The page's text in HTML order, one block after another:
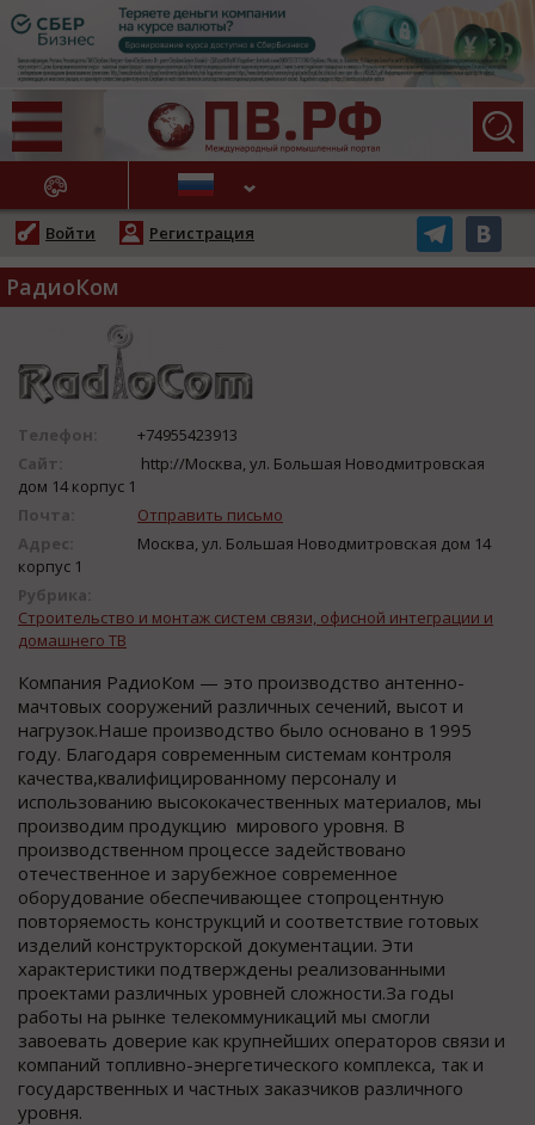
НОВОСТИ
Войти Регистрация
РадиоКом
Телефон:
+74955423913
Сайт:
http://Москва, ул. Большая Новодмитровская
дом 14 корпус 1
Почта:
Отправить письмо
Адрес:
Москва, ул. Большая Новодмитровская дом 14
корпус 1
Рубрика:
Строительство и монтаж систем связи, офисной интеграции и
домашнего ТВ
Компания РадиоКом — это производство антенно-
мачтовых сооружений различных сечений, высот и
нагрузок.Наше производство было основано в 1995
году. Благодаря современным системам контроля
качества,квалифицированному персоналу и
использованию высококачественных материалов, мы
производим продукцию мирового уровня. В
производственном процессе задействовано
отечественное и зарубежное современное
оборудование обеспечивающее стопроцентную
повторяемость конструкций и соответствие готовых
изделий конструкторской документации. Эти
характеристики подтверждены реализованными
проектами различных уровней сложности.За годы
работы на рынке телекоммуникаций мы смогли
завоевать доверие как крупнейших операторов связи и
компаний топливно-энергетического комплекса, так и
государственных и частных заказчиков различного
уровня.